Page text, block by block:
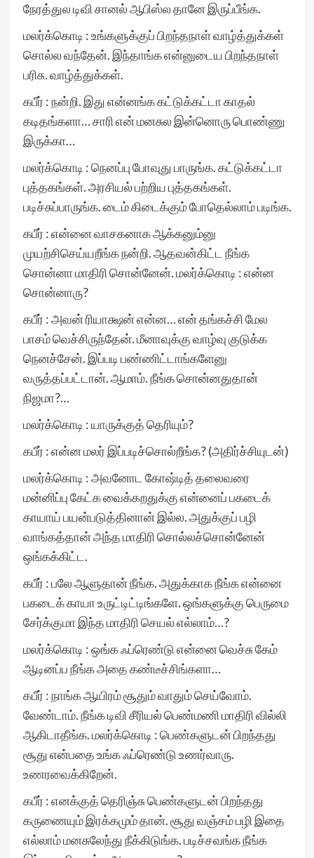
நேரத்துல டிவி சானல் ஆபிஸ்ல தானே இருப்பீங்க.
மலர்க்கொடி : உங்களுக்குப் பிறந்தநாள் வாழ்த்துக்கள்
சொல்ல வந்தேன். இந்தாங்க என்னுடைய பிறந்தநாள்
பரிசு. வாழ்த்துக்கள்.
கபீர் : நன்றி. இது என்னங்க கட்டுக்கட்டா காதல்
கடிதங்களா… சாரி என் மனசுல இன்னொரு பொண்ணு
இருக்கா…
மலர்க்கொடி : நெனப்பு போவுது பாருங்க. கட்டுக்கட்டா
புத்தகங்கள். அரசியல் பற்றிய புத்தகங்கள்.
படிச்சுப்பாருங்க. டைம் கிடைக்கும் போதெல்லாம் படிங்க.
கபீர் : என்னை வாசகனாக ஆக்கனும்னு
முயற்சிசெய்யறீங்க நன்றி. ஆதவன்கிட்ட நீங்க
சொன்னா மாதிரி சொன்னேன். மலர்க்கொடி : என்ன
சொன்னாரு?
கபீர் : அவன் ரியாக்ஷன் என்ன… என் தங்கச்சி மேல
பாசம் வெச்சிருந்தேன். மீனாவுக்கு வாழ்வு குடுக்க
நெனச்சேன். இப்படி பண்ணிட்டாங்களேனு
வருத்தப்பட்டான். ஆமாம். நீங்க சொன்னதுதான்
நிஜமா?…
மலர்க்கொடி : யாருக்குத் தெரியும்?
கபீர் : என்ன மலர் இப்படிச்சொல்றீங்க? (அதிர்ச்சியுடன்)
மலர்க்கொடி : அவனோட கோஷ்டித் தலைவரை
மன்னிப்பு கேட்க வைக்கறதுக்கு என்னைப் பகடைக்
காயாய் பயன்படுத்தினான் இல்ல. அதுக்குப் பழி
வாங்கத்தான் அந்த மாதிரி சொல்லச்சொன்னேன்
ஒங்கக்கிட்ட.
கபீர் : பலே ஆளுதான் நீங்க. அதுக்காக நீங்க என்னை
பகடைக் காயா உருட்டிட்டிங்களே. ஒங்களுக்கு பெருமை
சேர்க்குமா இந்த மாதிரி செயல் எல்லாம்…?
மலர்க்கொடி : ஒங்க ஃப்ரெண்டு என்னை வெச்சு கேம்
ஆடினப்ப நீங்க அதை கண்டீச்சிங்களா…
கபீர் : நாங்க ஆயிரம் சூதும் வாதும் செய்வோம்.
வேண்டாம். நீங்க டிவி சீரியல் பெண்மணி மாதிரி வில்லி
ஆகிடாதீங்க. மலர்க்கொடி : பெண்களுடன் பிறந்தது
சூது என்பதை உங்க ஃப்ரெண்டு உணர்வாரு.
உணரவைக்கிறேன்.
கபீர் : எனக்குத் தெரிஞ்சு பெண்களுடன் பிறந்தது
கருணையும் இரக்கமும் தான். சூது வஞ்சம் பழி இதை
எல்லாம் மனசுலேந்து நீக்கிடுங்க. படிச்சவங்க நீங்க